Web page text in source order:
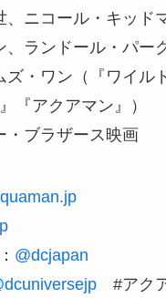
、ニコール・キッド
、ランドール・パー
ズ・ワン（『ワイル
『アクアマン』）
・ブラザース映画
@dcjapan
#アク